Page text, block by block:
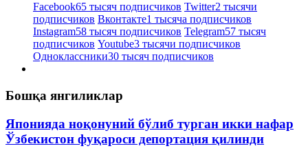
Facebook65 тысяч подписчиков Twitter2 тысячи
подписчиков Вконтакте1 тысяча подписчиков
Instagram58 тысяч подписчиков Telegram57 тысяч
подписчиков Youtube3 тысячи подписчиков
Одноклассники30 тысяч подписчиков
Бошқа янгиликлар
Японияда ноқонуний бўлиб турган икки нафар
Ўзбекистон фуқароси депортация қилинди